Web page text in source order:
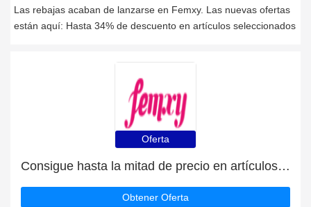
Las rebajas acaban de lanzarse en Femxy. Las nuevas ofertas
están aquí: Hasta 34% de descuento en artículos seleccionados
Oferta
Consigue hasta la mitad de precio en artículos de rebajas
Obtener Oferta